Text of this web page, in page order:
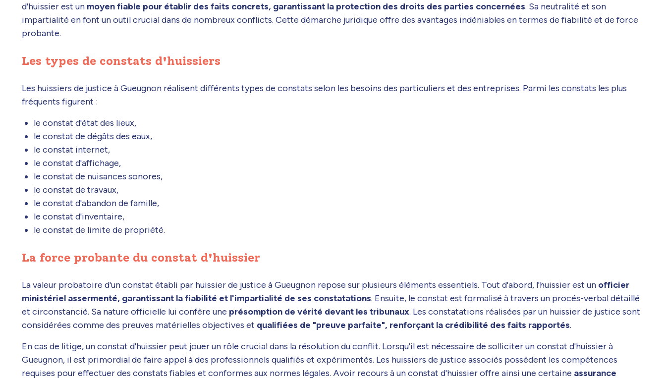
d'huissier est un moyen fiable pour établir des faits concrets, garantissant la protection des droits des parties concernées. Sa neutralité et son
impartialité en font un outil crucial dans de nombreux conflicts. Cette démarche juridique offre des avantages indéniables en termes de fiabilité et de force
probante.
Les types de constats d'huissiers
Les huissiers de justice à Gueugnon réalisent différents types de constats selon les besoins des particuliers et des entreprises. Parmi les constats les plus
fréquents figurent :
le constat d'état des lieux,
le constat de dégâts des eaux,
le constat internet,
le constat d'affichage,
le constat de nuisances sonores,
le constat de travaux,
le constat d'abandon de famille,
le constat d'inventaire,
le constat de limite de propriété.
La force probante du constat d'huissier
La valeur probatoire d'un constat établi par huissier de justice à Gueugnon repose sur plusieurs éléments essentiels. Tout d'abord, l'huissier est un officier
ministériel assermenté, garantissant la fiabilité et l'impartialité de ses constatations. Ensuite, le constat est formalisé à travers un procés-verbal détaillé
et circonstancié. Sa nature officielle lui confère une présomption de vérité devant les tribunaux. Les constatations réalisées par un huissier de justice sont
considérées comme des preuves matérielles objectives et qualifiées de "preuve parfaite", renforçant la crédibilité des faits rapportés.
En cas de litige, un constat d'huissier peut jouer un rôle crucial dans la résolution du conflit. Lorsqu'il est nécessaire de solliciter un constat d'huissier à
Gueugnon, il est primordial de faire appel à des professionnels qualifiés et expérimentés. Les huissiers de justice associés possèdent les compétences
requises pour effectuer des constats fiables et conformes aux normes légales. Avoir recours à un constat d'huissier offre ainsi une certaine assurance